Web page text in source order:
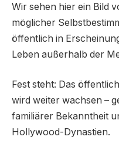
Wir sehen hier ein Bild
möglicher
öffentlich in
Leben außerhalb der
Fest steht: Das
wird weiter wachsen –
familiärer Bekanntheit
Hollywood-Dynastien.